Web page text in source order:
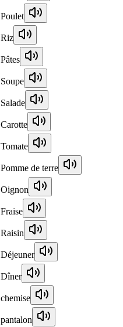
Poulet
Riz
Pâtes
Soupe
Salade
Carotte
Tomate
Pomme de terre
Oignon
Fraise
Raisin
Déjeuner
Dîner
chemise
pantalon